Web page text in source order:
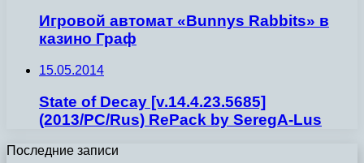
Игровой автомат «Bunnys Rabbits» в
казино Граф
15.05.2014
State of Decay [v.14.4.23.5685]
(2013/PC/Rus) RePack by SeregA-Lus
Последние записи